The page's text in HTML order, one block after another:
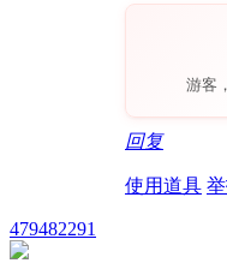
游客
回复
使用道具
479482291